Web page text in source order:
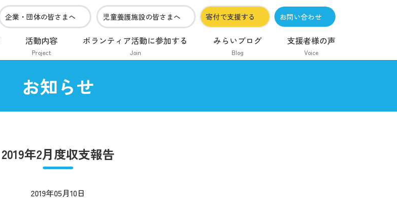
企業・団体の皆さまへ 児童養護施設の皆さまへ 寄付で支援する お問い合わせ
活動内容
Project
ボランティア活動に参加する
Join
みらいブログ
Blog
支援者様の声
Voice
お知らせ
2019年2月度収支報告
2019年05月10日